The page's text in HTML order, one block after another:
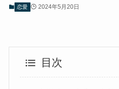
恋愛 2024年5月20日
目次